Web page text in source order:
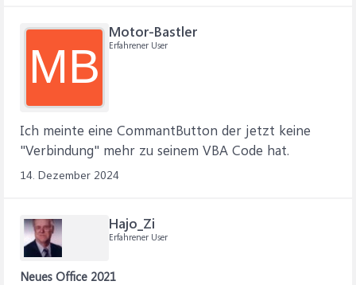
MB
Motor-Bastler
Erfahrener User
Ich meinte eine CommantButton der jetzt keine
"Verbindung" mehr zu seinem VBA Code hat.
14. Dezember 2024
Hajo_Zi
Erfahrener User
Neues Office 2021